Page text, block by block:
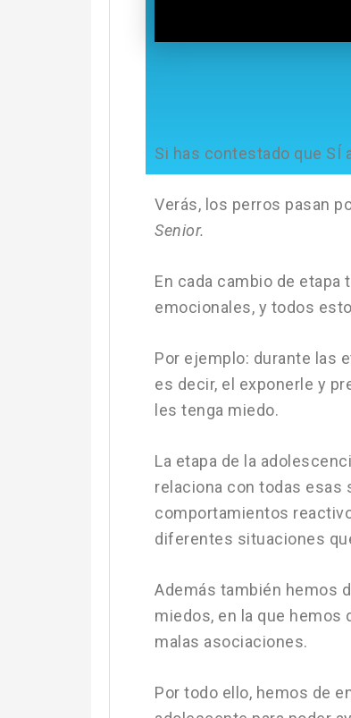
Si has contestado que SÍ
Verás, los perros pasan
Senior.
En cada cambio de
emocionales, y todos
Por ejemplo: durante las
es decir, el exponerle y
les tenga miedo.
La etapa de la
relaciona con todas esas
comportamientos
diferentes situaciones
Además también hemos
miedos, en la que hemos
malas asociaciones.
Por todo ello, hemos de